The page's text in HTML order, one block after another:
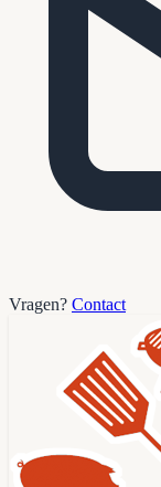
Vragen? Contact